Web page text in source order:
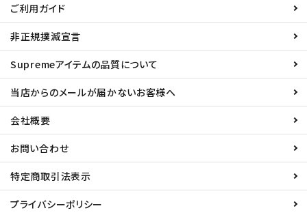
ご利用ガイド
非正規撲滅宣言
Supremeアイテムの品質について
当店からのメールが届かないお客様へ
会社概要
お問い合わせ
特定商取引法表示
プライバシーポリシー